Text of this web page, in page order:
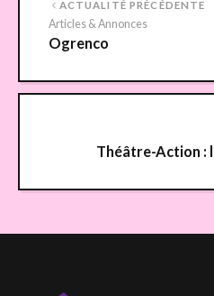
ACTUALITÉ PRÉCÉDENTE
Articles & Annonces
Ogrenco
Théâtre-Action :